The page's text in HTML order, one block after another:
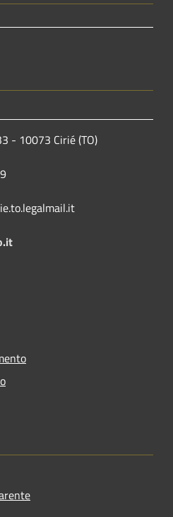
- 10073 Cirié (TO)